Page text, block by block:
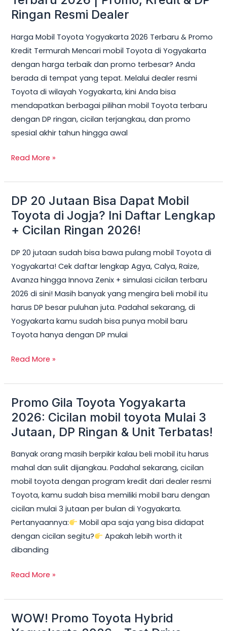
Ringan Resmi Dealer
Harga Mobil Toyota Yogyakarta 2026 Terbaru & Promo
Kredit Termurah Mencari mobil Toyota di Yogyakarta
dengan harga terbaik dan promo terbesar? Anda
berada di tempat yang tepat. Melalui dealer resmi
Toyota di wilayah Yogyakarta, kini Anda bisa
mendapatkan berbagai pilihan mobil Toyota terbaru
dengan DP ringan, cicilan terjangkau, dan promo
spesial akhir tahun hingga awal
Toyota
Terbaru
2026
|
Promo,
Kredit
&
DP
Ringan
Dealer
Read More »
DP 20 Jutaan Bisa Dapat Mobil
Toyota di Jogja? Ini Daftar Lengkap
+ Cicilan Ringan 2026!
DP 20 jutaan sudah bisa bawa pulang mobil Toyota di
Yogyakarta! Cek daftar lengkap Agya, Calya, Raize,
Avanza hingga Innova Zenix + simulasi cicilan terbaru
2026 di sini! Masih banyak yang mengira beli mobil itu
harus DP besar puluhan juta. Padahal sekarang, di
Yogyakarta kamu sudah bisa punya mobil baru
Toyota hanya dengan DP mulai
DP
20
Jutaan
Dapat
Mobil
Toyota
di
Jogja?
Ini
Daftar
+
2026!
Read More »
Promo Gila Toyota Yogyakarta
2026: Cicilan mobil toyota Mulai 3
Jutaan, DP Ringan & Unit Terbatas!
Banyak orang masih berpikir kalau beli mobil itu harus
mahal dan sulit dijangkau. Padahal sekarang, cicilan
mobil toyota dengan program kredit dari dealer resmi
Toyota, kamu sudah bisa memiliki mobil baru dengan
cicilan mulai 3 jutaan per bulan di Yogyakarta.
Pertanyaannya:
Mobil apa saja yang bisa didapat
dengan cicilan segitu?
Apakah lebih worth it
dibanding
Promo
Gila
Toyota
2026:
Cicilan
mobil
toyota
Mulai
3
Jutaan,
DP
&
Read More »
WOW! Promo Toyota Hybrid
WOW!